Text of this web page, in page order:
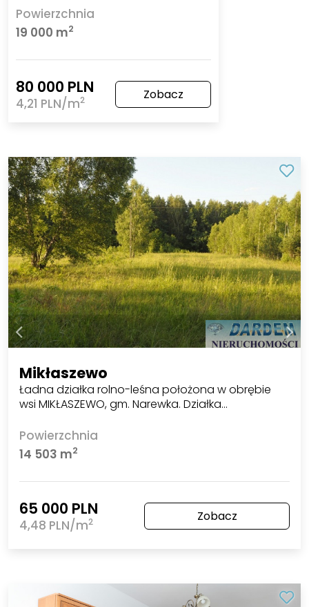
Powierzchnia
19 000 m2
80 000 PLN
4,21 PLN/m2 Zobacz
Mikłaszewo
Ładna działka rolno-leśna położona w obrębie
wsi MIKŁASZEWO, gm. Narewka. Działka…
Powierzchnia
14 503 m2
65 000 PLN
4,48 PLN/m2 Zobacz